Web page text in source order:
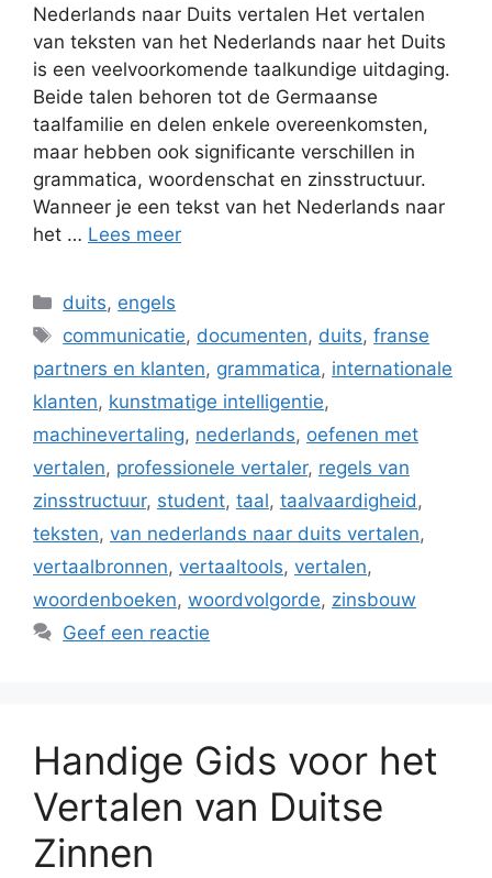
Nederlands naar Duits vertalen Het vertalen
van teksten van het Nederlands naar het Duits
is een veelvoorkomende taalkundige uitdaging.
Beide talen behoren tot de Germaanse
taalfamilie en delen enkele overeenkomsten,
maar hebben ook significante verschillen in
grammatica, woordenschat en zinsstructuur.
Wanneer je een tekst van het Nederlands naar
het … Lees meer
Categorieën
duits, engels
Tags
communicatie, documenten, duits,franse
partners en klanten, grammatica, internationale
klanten, kunstmatige intelligentie,
machinevertaling, nederlands, oefenen met
vertalen, professionele vertaler, regels van
zinsstructuur, student, taal, taalvaardigheid,
teksten, van nederlands naar duits vertalen,
vertaalbronnen, vertaaltools, vertalen,
woordenboeken, woordvolgorde, zinsbouw
Geef een reactie
Handige Gids voor het
Vertalen van Duitse
Zinnen